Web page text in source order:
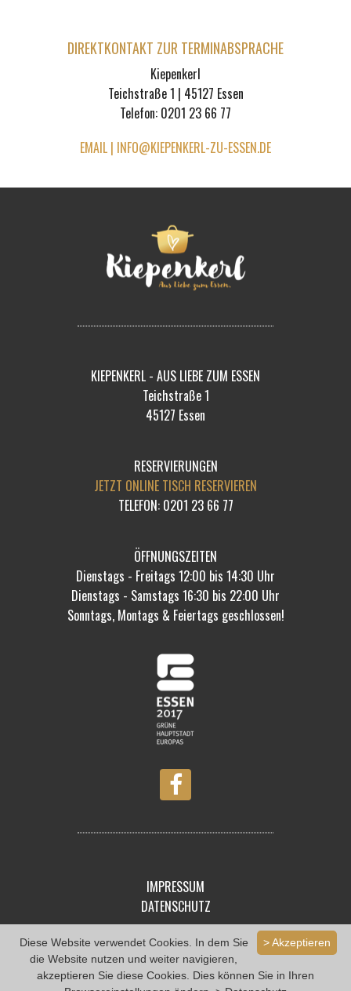
DIREKTKONTAKT ZUR TERMINABSPRACHE
Kiepenkerl
Teichstraße 1 | 45127 Essen
Telefon: 0201 23 66 77
EMAIL | INFO@KIEPENKERL-ZU-ESSEN.DE
KIEPENKERL - AUS LIEBE ZUM ESSEN
Teichstraße 1
45127 Essen
RESERVIERUNGEN
JETZT ONLINE TISCH RESERVIEREN
TELEFON: 0201 23 66 77
ÖFFNUNGSZEITEN
Dienstags - Freitags 12:00 bis 14:30 Uhr
Dienstags - Samstags 16:30 bis 22:00 Uhr
Sonntags, Montags & Feiertags geschlossen!
IMPRESSUM
DATENSCHUTZ
> Akzeptieren
Diese Website verwendet Cookies. In dem Sie
die Website nutzen und weiter navigieren,
akzeptieren Sie diese Cookies. Dies können Sie in Ihren